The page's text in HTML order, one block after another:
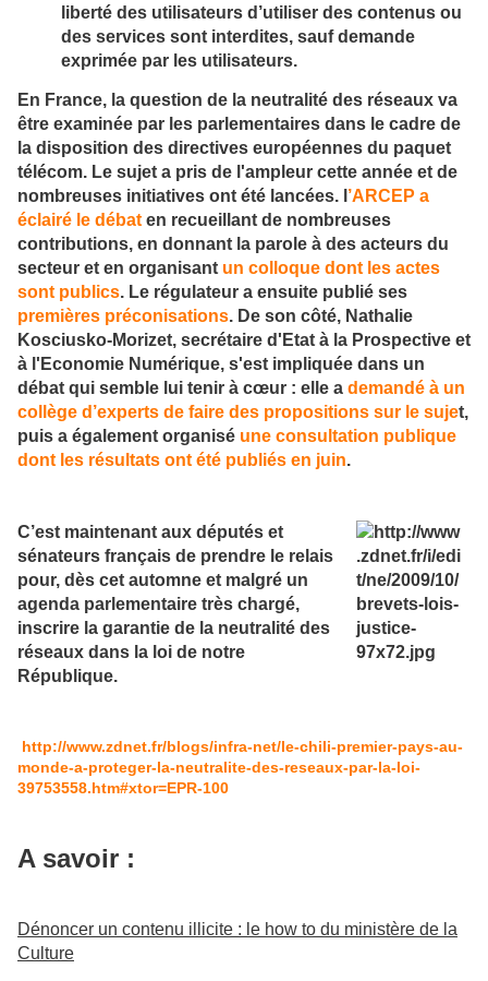
liberté des utilisateurs d’utiliser des contenus ou
des services sont interdites, sauf demande
exprimée par les utilisateurs.
En France, la question de la neutralité des réseaux va
être examinée par les parlementaires dans le cadre de
la disposition des directives européennes du paquet
télécom. Le sujet a pris de l'ampleur cette année et de
nombreuses initiatives ont été lancées. l ’ARCEP a
éclairé le débat en recueillant de nombreuses
contributions, en donnant la parole à des acteurs du
secteur et en organisant un colloque dont les actes
sont publics. Le régulateur a ensuite publié ses
premières préconisations. De son côté, Nathalie
Kosciusko-Morizet, secrétaire d'Etat à la Prospective et
à l'Economie Numérique, s'est impliquée dans un
débat qui semble lui tenir à cœur : elle a demandé à un
collège d’experts de faire des propositions sur le sujet,
puis a également organisé une consultation publique
dont les résultats ont été publiés en juin.
C’est maintenant aux députés et
sénateurs français de prendre le relais
pour, dès cet automne et malgré un
agenda parlementaire très chargé,
inscrire la garantie de la neutralité des
réseaux dans la loi de notre
République.
http://www.zdnet.fr/blogs/infra-net/le-chili-premier-pays-au-
monde-a-proteger-la-neutralite-des-reseaux-par-la-loi-
39753558.htm#xtor=EPR-100
A savoir :
Dénoncer un contenu illicite : le how to du ministère de la
Culture